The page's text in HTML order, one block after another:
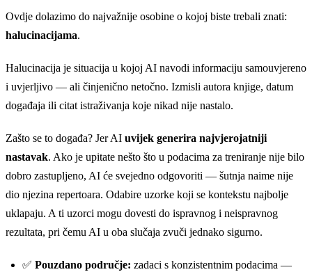
2023 87
2024
Ovdje dolazimo do najvažnije osobine o kojoj biste trebali znati:
halucinacijama.
Halucinacija je situacija u kojoj AI navodi informaciju samouvjereno
i uvjerljivo — ali činjenično netočno. Izmisli autora knjige, datum
događaja ili citat istraživanja koje nikad nije nastalo.
Zašto se to događa? Jer AI uvijek generira najvjerojatniji
nastavak. Ako je upitate nešto što u podacima za treniranje nije bilo
dobro zastupljeno, AI će svejedno odgovoriti — šutnja naime nije
dio njezina repertoara. Odabire uzorke koji se kontekstu najbolje
uklapaju. A ti uzorci mogu dovesti do ispravnog i neispravnog
rezultata, pri čemu AI u oba slučaja zvuči jednako sigurno.
✅ Pouzdano područje: zadaci s konzistentnim podacima —